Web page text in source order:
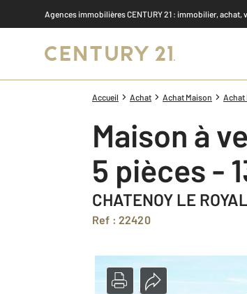
Agences immobilières CENTURY 21 : immobilier, achat,
Accueil Achat Achat Maison Achat
Maison à
5 pièces -
CHATENOY LE
Ref : 22420